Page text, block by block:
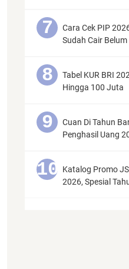
Cara Cek PIP
Sudah Cair Belum
Tabel KUR BRI
Hingga 100 Juta
Cuan Di Tahun
Penghasil Uang
Katalog Promo
2026, Spesial